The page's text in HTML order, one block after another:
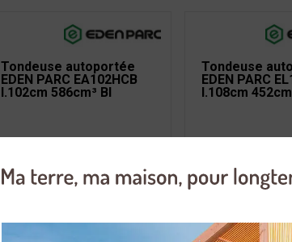
Tondeuse autoportée
EDEN PARC EA102HCB
l.102cm 586cm³ BI
Tondeuse
EDEN PARC
l.108cm
HUSQVARNA R214T
HUSQVARNA